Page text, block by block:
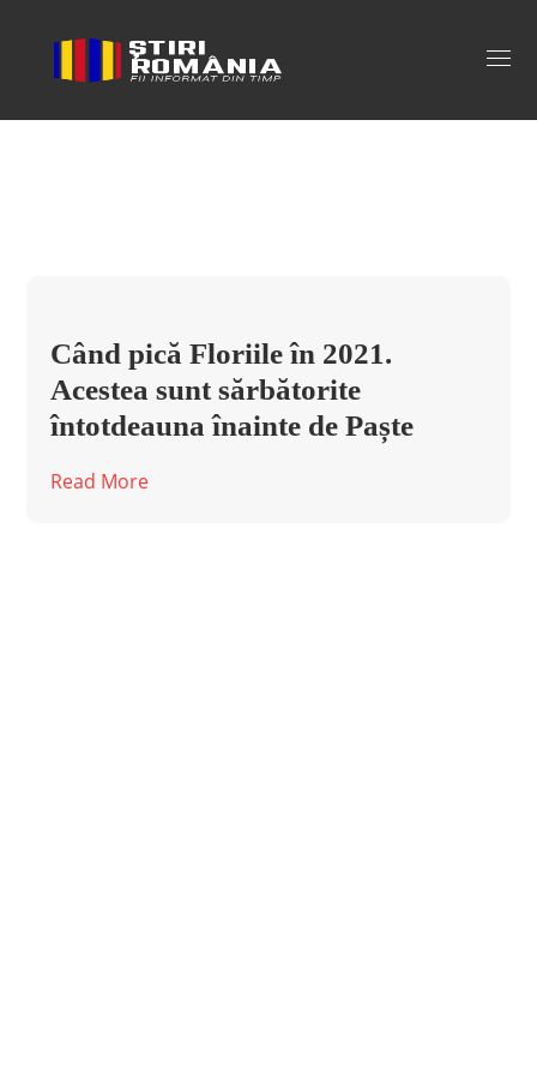
cand sunt floriile in 2021 Tag
Când pică Floriile în 2021.
Acestea sunt sărbătorite
întotdeauna înainte de Paște
Read More